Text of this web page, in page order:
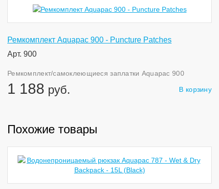
Ремкомплект Aquapac 900 - Puncture Patches
Арт. 900
Ремкомплект/самоклеющиеся заплатки Aquapac 900
1 188 руб. В корзину
Похожие товары